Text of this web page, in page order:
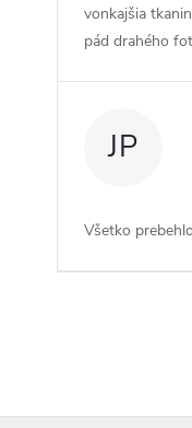
vonkajšia
pád drahého
JP
Všetko